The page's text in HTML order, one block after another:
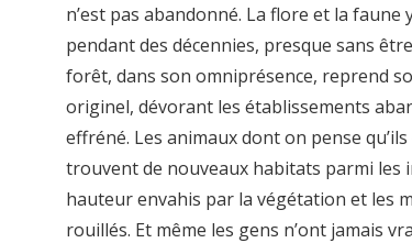
n’est pas abandonné. La flore et la faune
pendant des décennies, presque sans
forêt, dans son omniprésence, reprend
originel, dévorant les établissements
effréné. Les animaux dont on pense
trouvent de nouveaux habitats parmi les
hauteur envahis par la végétation et les
rouillés. Et même les gens n’ont jamais